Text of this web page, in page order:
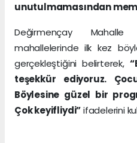
unutulmamasından
Değirmençay Mahalle
mahallelerinde ilk kez
gerçekleştiğini belirterek,
teşekkür ediyoruz.
Böylesine güzel bir
Çok keyifliydi”ifadelerini